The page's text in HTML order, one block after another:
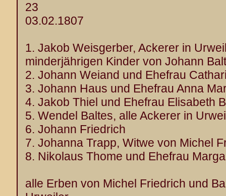
23
03.02.1807
1. Jakob Weisgerber, Ackerer in
minderjährigen Kinder von Johann
2. Johann Weiand und Ehefrau
3. Johann Haus und Ehefrau Anna
4. Jakob Thiel und Ehefrau Elisabeth
5. Wendel Baltes, alle Ackerer in
6. Johann Friedrich
7. Johanna Trapp, Witwe von Michel
8. Nikolaus Thome und Ehefrau
alle Erben von Michel Friedrich und